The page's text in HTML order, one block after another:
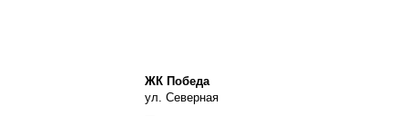
ЖК Победа
ул. Северная